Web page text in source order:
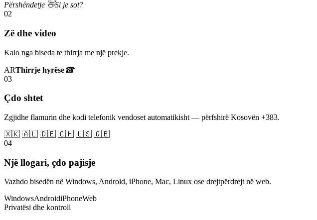
Përshëndetje 👋Si je sot?
02
Zë dhe video
Kalo nga biseda te thirrja me një prekje.
ARThirrje hyrëse☎
03
Çdo shtet
Zgjidhe flamurin dhe kodi telefonik vendoset automatikisht — përfshirë Kosovën +383.
🇽🇰 🇦🇱 🇩🇪 🇨🇭 🇺🇸 🇬🇧
04
Një llogari, çdo pajisje
Vazhdo bisedën në Windows, Android, iPhone, Mac, Linux ose drejtpërdrejt në web.
WindowsAndroidiPhoneWeb
Privatësi dhe kontroll